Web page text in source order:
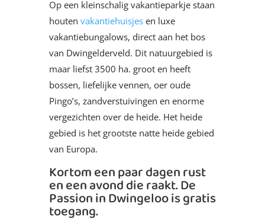
Op een kleinschalig vakantieparkje staan
houten vakantiehuisjesen luxe
vakantiebungalows, direct aan het bos
van Dwingelderveld. Dit natuurgebied is
maar liefst 3500 ha. groot en heeft
bossen, liefelijke vennen, oer oude
Pingo’s, zandverstuivingen en enorme
vergezichten over de heide. Het heide
gebied is het grootste natte heide gebied
van Europa.
Kortom een paar dagen rust
en een avond die raakt. De
Passion in Dwingeloo is gratis
toegang.